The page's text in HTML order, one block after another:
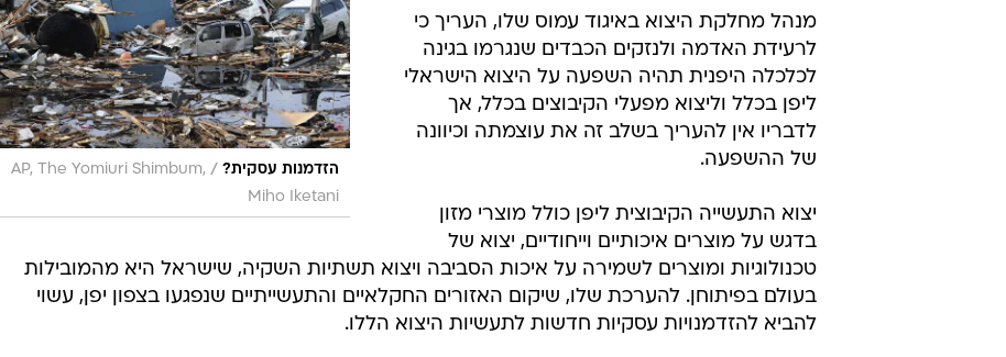
לפי איגוד התעשייה הקיבוצית, התוכנית לגידול היקף היצוא ליפן ב-30%, מ-45 מיליון
ל-60 מיליון דולר, עומדת בסימן שאלה. מנהל מחלקת היצוא באיגוד: תהיה השפעה על
היצוא הישראלי
במסגרת פיתוח שווקים חדשים עמדו מפעלי איגוד
התעשייה הקיבוצית להגדיל את היקף היצוא
מיליון דולר ב-2011.
מנהל מחלקת היצוא באיגוד עמוס שלו, העריך כי
לרעידת האדמה ולנזקים הכבדים שנגרמו בגינה
לכלכלה היפנית תהיה השפעה על היצוא הישראלי
ליפן בכלל וליצוא מפעלי הקיבוצים בכלל, אך